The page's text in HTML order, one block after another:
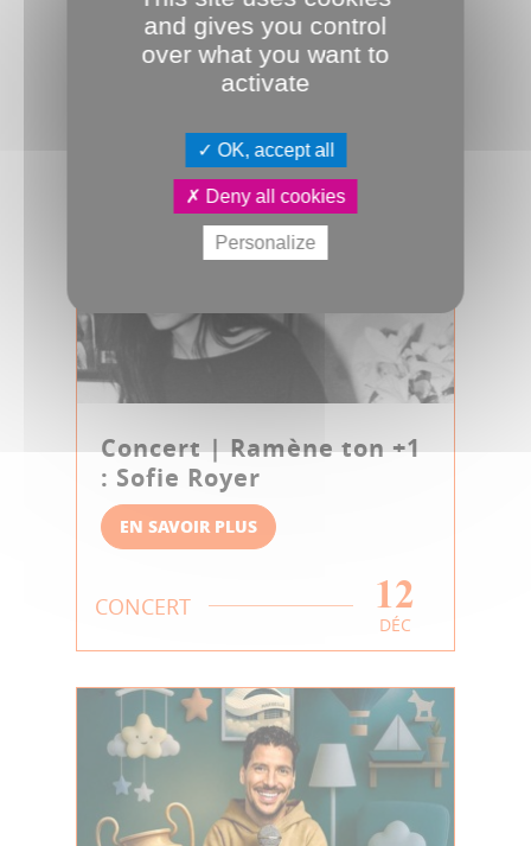
Concert | Ramène ton +1
: Sofie Royer
EN SAVOIR PLUS
CONCERT 12
DÉC
and gives you control
over what you want to
activate
OK, accept all
Deny all cookies
Personalize